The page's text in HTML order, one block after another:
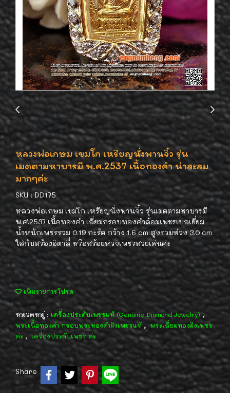
หลวงพ่อเกษม เขมโก เหรียญนั่งพานจิ๋ว รุ่น
เมตตามหาบารมี พ.ศ.2537 เนื้อทองคำ น่าสะสม
มากๆค่ะ
SKU : DD175
หลวงพ่อเกษม เขมโก เหรียญนั่งพานจิ๋ว รุ่นเมตตามหาบารมี
พ.ศ.2537 เนื้อทองคำ เลี่ยมกรอบทองคำล้อมเพชรเบลเยี่ยม
น้ำหนักเพชรรวม 0.19 กะรัต กว้าง 1.6 cm สูงรวมห่วง 3.0 cm
ใส่กับสร้อยอิตาลี่ หรือสร้อยห่วงเพชรสวยเด่นค่ะ
เพิ่มรายการโปรด
หมวดหมู่ : เครื่องประดับเพชรแท้ (Genuine Diamond Jewelry) ,
พระเนื้อทองคำ กรอบพระทองคำฝังเพชรแท้ , พระเลี่ยมทองฝังเพชร
ค่ะ , เครื่องประดับเพชร ค่ะ
Share